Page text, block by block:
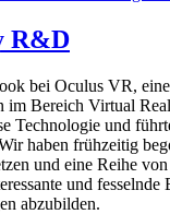
R&D
bei Oculus VR,
im Bereich Virtual
Technologie und
haben frühzeitig
und eine Reihe
und fesselnde
abzubilden.